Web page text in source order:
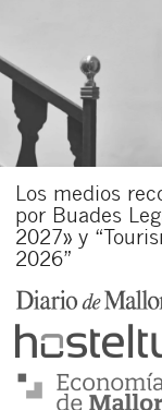
Los medios
por Buades
2027» y
2026”